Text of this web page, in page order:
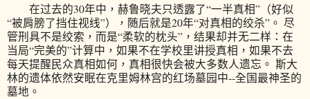
在过去的30年中，赫鲁晓夫只透露了“一半真相”（好似
“被肩膀了挡住视线”），随后就是20年“对真相的绞杀”。 尽
管刑具不是绞索，而是“柔软的枕头”，结果却并无二样：在
当局“完美的”计算中，如果不在学校里讲授真相，如果不去
每天提醒民众真相如何，真相很快会被大多数人遗忘。 斯大
林的遗体依然安眠在克里姆林宫的红场墓园中--全国最神圣的
墓地。